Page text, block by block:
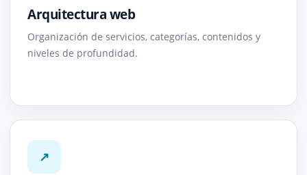
Arquitectura web
Organización de servicios, categorías, contenidos y
niveles de profundidad.
↗